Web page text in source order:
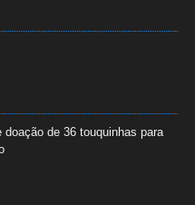
doação de 36 touquinhas para